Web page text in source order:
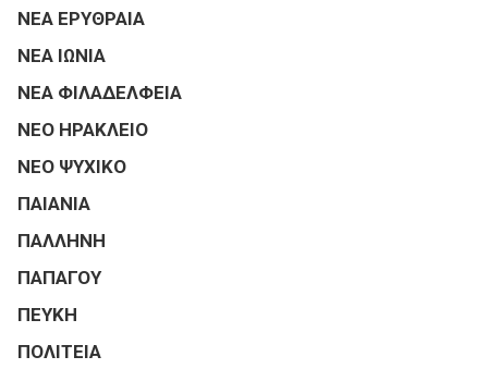
ΝΕΑ ΕΡΥΘΡΑΙΑ
ΝΕΑ ΙΩΝΙΑ
ΝΕΑ ΦΙΛΑΔΕΛΦΕΙΑ
ΝΕΟ ΗΡΑΚΛΕΙΟ
ΝΕΟ ΨΥΧΙΚΟ
ΠΑΙΑΝΙΑ
ΠΑΛΛΗΝΗ
ΠΑΠΑΓΟΥ
ΠΕΥΚΗ
ΠΟΛΙΤΕΙΑ